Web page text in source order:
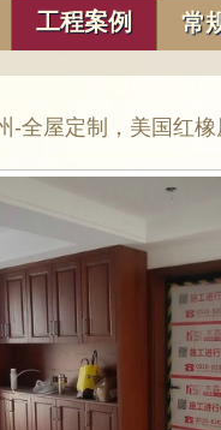
工程案例 常
-全屋定制，美国红